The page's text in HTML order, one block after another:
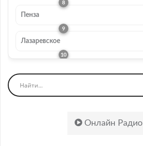
Пенза
Лазаревское
Онлайн Радио